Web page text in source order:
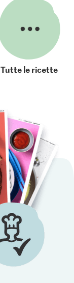
Tutte le ricette